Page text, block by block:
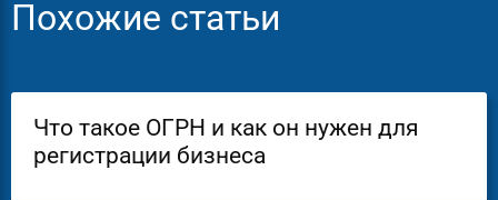
Похожие статьи
Что такое ОГРН и как он нужен для
регистрации бизнеса